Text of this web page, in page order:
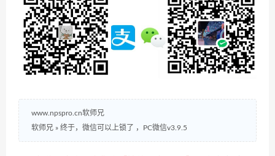
www.npspro.cn软师兄
软师兄 » 终于，微信可以上锁了 ，PC微信v3.9.5